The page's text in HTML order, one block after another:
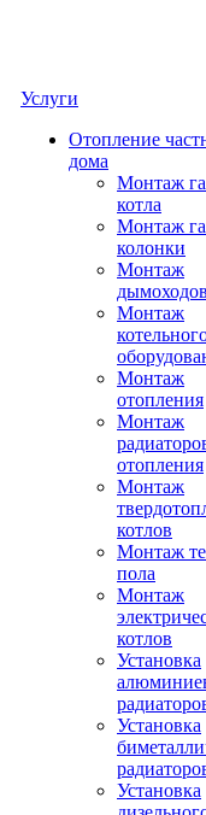
Услуги
Отопление
дома
Монтаж
котла
Монтаж
колонки
Монтаж
Монтаж
Монтаж
отопления
Монтаж
отопления
Монтаж
котлов
Монтаж
пола
Монтаж
котлов
Установка
Установка
Установка